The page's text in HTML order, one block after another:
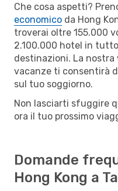
Che cosa aspetti?
economico da Hong
troverai oltre 155.000
2.100.000 hotel in
destinazioni. La
vacanze ti consentirà
sul tuo soggiorno.
Non lasciarti sfuggire
ora il tuo prossimo
Domande
Hong Kong a